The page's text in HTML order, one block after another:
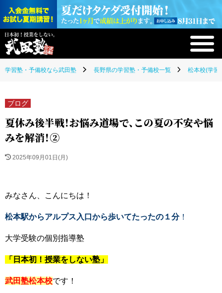
学習塾・予備校なら武田塾 長野県の学習塾・予備校一覧 松本校(学習
ブログ
夏休み後半戦！お悩み道場で、この夏の不安や悩
みを解消！②
2025年09月01日(月)
みなさん、こんにちは！
松本駅からアルプス入口から歩いてたったの１分！
大学受験の個別指導塾
「日本初！授業をしない塾」
武田塾松本校です！